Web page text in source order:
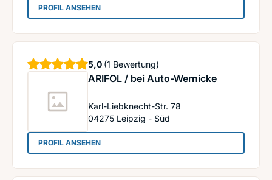
PROFIL ANSEHEN: AutoDienst Junghanns, Kfz-Service,
ARIFOL / bei Auto-Wernicke
Karl-Liebknecht-Str. 78
04275 Leipzig - Süd
5,0 Sterne
(1 Bewertung)
PROFIL ANSEHEN: ARIFOL / bei Auto-Wernicke